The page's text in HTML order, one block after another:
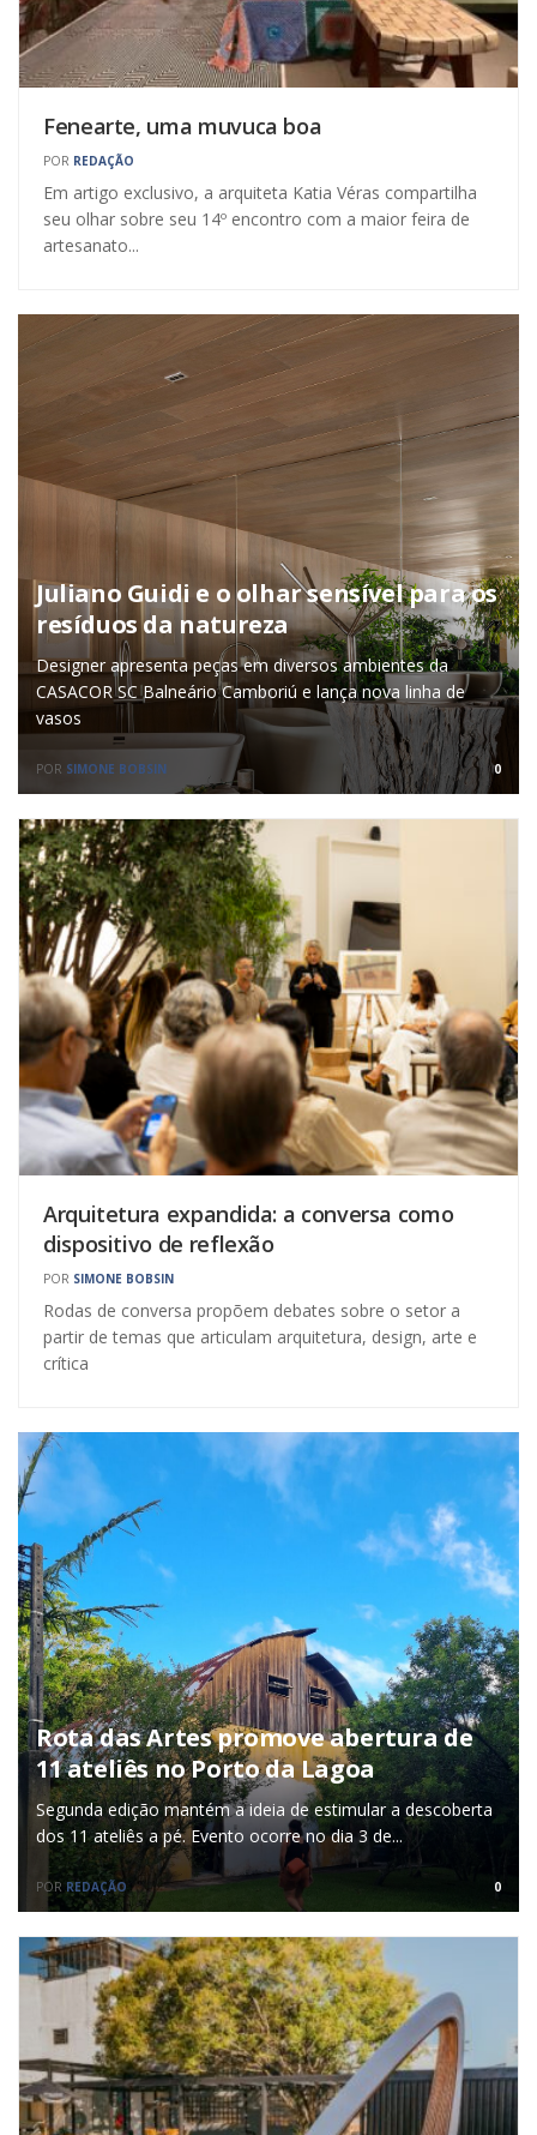
Fenearte, uma muvuca boa
POR REDAÇÃO
Em artigo exclusivo, a arquiteta Katia Véras compartilha
seu olhar sobre seu 14º encontro com a maior feira de
artesanato...
Juliano Guidi e o olhar sensível para os
resíduos da natureza
Designer apresenta peças em diversos ambientes da
CASACOR SC Balneário Camboriú e lança nova linha de
vasos
POR SIMONE BOBSIN 0
Arquitetura expandida: a conversa como
dispositivo de reflexão
POR SIMONE BOBSIN
Rodas de conversa propõem debates sobre o setor a
partir de temas que articulam arquitetura, design, arte e
crítica
Rota das Artes promove abertura de
11 ateliês no Porto da Lagoa
Segunda edição mantém a ideia de estimular a descoberta
dos 11 ateliês a pé. Evento ocorre no dia 3 de...
POR REDAÇÃO 0